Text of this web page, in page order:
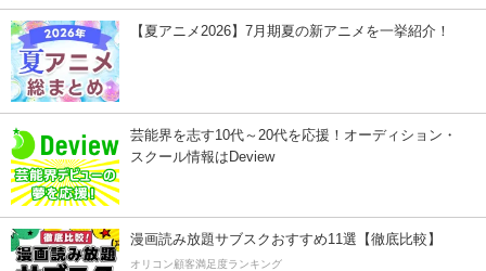
【夏アニメ2026】7月期夏の新アニメを一挙紹介！
芸能界を志す10代～20代を応援！オーディション・
スクール情報はDeview
漫画読み放題サブスクおすすめ11選【徹底比較】
オリコン顧客満足度ランキング